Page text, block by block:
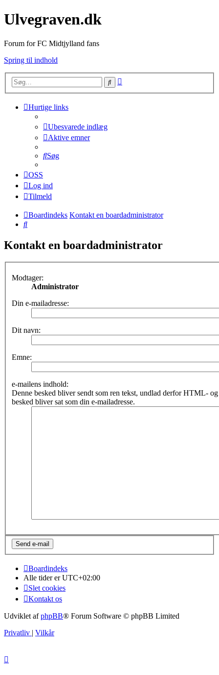
Ulvegraven.dk
Forum for FC Midtjylland fans
Spring til indhold
Søg
Hurtige links
Ubesvarede indlæg
Aktive emner
Søg
OSS
Log ind
Tilmeld
Boardindeks Kontakt en boardadministrator
Søg
Kontakt en boardadministrator
Modtager:
Administrator
Din e-mailadresse:
Dit navn:
Emne:
e-mailens indhold:
Denne besked bliver sendt som ren tekst, undlad derfor HTML-
besked bliver sat som din e-mailadresse.
Boardindeks
Alle tider erUTC+02:00
Slet cookies
Kontakt os
Udviklet afphpBB® Forum Software © phpBB Limited
Privatliv
Vilkår